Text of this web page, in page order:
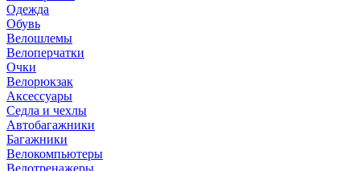
Одежда
Обувь
Велошлемы
Велоперчатки
Очки
Велорюкзак
Аксессуары
Седла и чехлы
Автобагажники
Багажники
Велокомпьютеры
Велотренажеры